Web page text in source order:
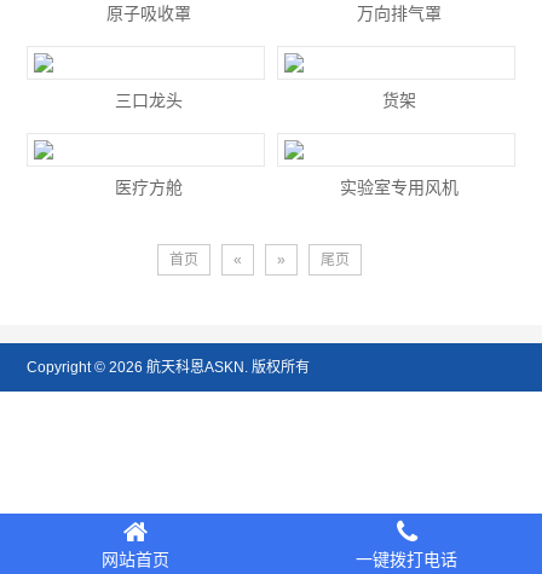
原子吸收罩 万向排气罩
三口龙头 货架
医疗方舱 实验室专用风机
首页 « » 尾页
Copyright © 2026 航天科恩ASKN. 版权所有
网站首页 一键拨打电话